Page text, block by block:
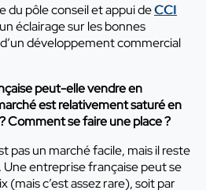
du pôle conseil et appui deCCI
éclairage sur les bonnes
développement commercial
peut-elle vendre en
est relativement saturé en
Comment se faire une place ?
pas un marché facile, mais il reste
entreprise française peut se
(mais c’est assez rare), soit par